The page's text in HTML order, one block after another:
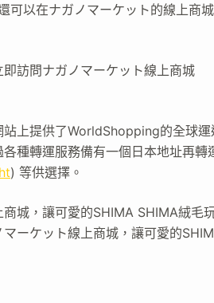
可以在ナガノマーケット的線上商
訪問ナガノマーケット線上商城
上提供了WorldShopping的全球運
種轉運服務備有一個日本地址再轉
) 等供選擇。
城，讓可愛的SHIMA SHIMA絨毛
ーケット線上商城，讓可愛的